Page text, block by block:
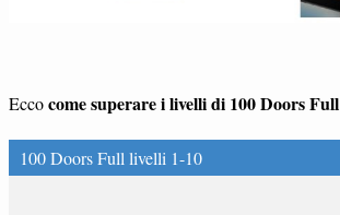
Eccocome superare i livelli di 100 Doors Full
100 Doors Full livelli 1-10